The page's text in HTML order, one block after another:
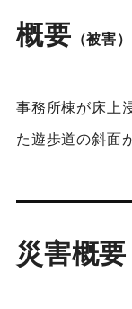
概要 （被害）
事務所棟が床上
た遊歩道の斜面
災害概要